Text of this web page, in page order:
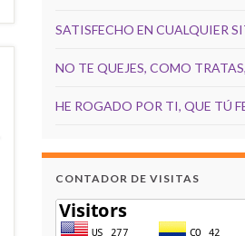
SATISFECHO EN CUALQUIER
NO TE QUEJES, COMO
HE ROGADO POR TI, QUE TÚ
CONTADOR DE VISITAS